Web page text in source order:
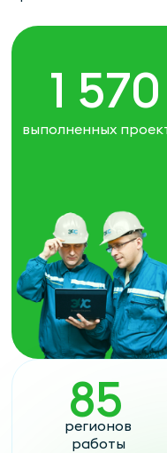
1 570
выполненных
85
регионов
работы